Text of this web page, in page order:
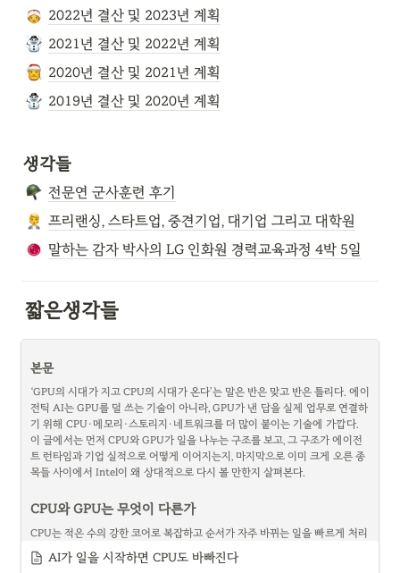
2022년 결산 및 2023년 계획
2021년 결산 및 2022년 계획
2020년 결산 및 2021년 계획
2019년 결산 및 2020년 계획
생각들
전문연 군사훈련 후기
프리랜싱, 스타트업, 중견기업, 대기업 그리고 대학원
말하는 감자 박사의 LG 인화원 경력교육과정 4박 5일
짧은생각들
본문
‘GPU의 시대가 지고 CPU의 시대가 온다’는 말은 반은 맞고 반은 틀리다. 에이
전틱 AI는 GPU를 덜 쓰는 기술이 아니라, GPU가 낸 답을 실제 업무로 연결하
기 위해 CPU·메모리·스토리지·네트워크를 더 많이 붙이는 기술에 가깝다.
이 글에서는 먼저 CPU와 GPU가 일을 나누는 구조를 보고, 그 구조가 에이전
트 런타임과 기업 실적으로 어떻게 이어지는지, 마지막으로 이미 크게 오른 종
목들 사이에서 Intel이 왜 상대적으로 다시 볼 만한지 살펴본다.
CPU와 GPU는 무엇이 다른가
CPU는 적은 수의 강한 코어로 복잡하고 순서가 자주 바뀌는 일을 빠르게 처리
하도록 설계된다. 큰 캐시, 정교한 분기 예측, 비순차 실행 같은 장치를 사용해
“다음에 무슨 일이 생길지 모르는 작업”의 지연시간을 줄인다. 운영체제, 데이
AI가 일을 시작하면 CPU도 바빠진다